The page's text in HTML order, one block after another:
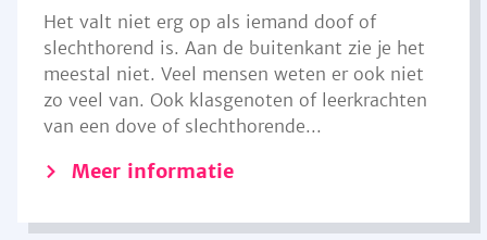
Het valt niet erg op als iemand doof of
slechthorend is. Aan de buitenkant zie je het
meestal niet. Veel mensen weten er ook niet
zo veel van. Ook klasgenoten of leerkrachten
van een dove of slechthorende...
Meer informatie